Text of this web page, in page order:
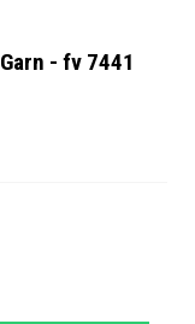
- fv 7441